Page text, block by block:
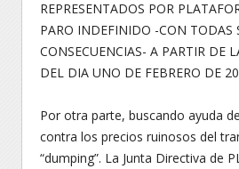
REPRESENTADOS POR
PARO INDEFINIDO -CON TODAS
CONSECUENCIAS- A PARTIR DE
DEL DIA UNO DE FEBRERO DE
Por otra parte, buscando ayuda
contra los precios ruinosos del
“dumping”. La Junta Directiva de